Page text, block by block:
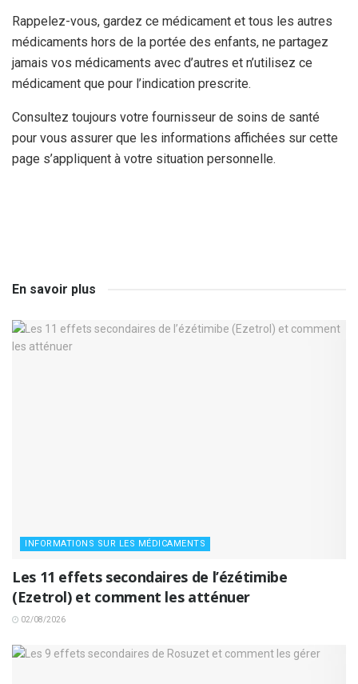
Rappelez-vous, gardez ce médicament et tous les autres
médicaments hors de la portée des enfants, ne partagez
jamais vos médicaments avec d’autres et n’utilisez ce
médicament que pour l’indication prescrite.
Consultez toujours votre fournisseur de soins de santé
pour vous assurer que les informations affichées sur cette
page s’appliquent à votre situation personnelle.
En savoir plus
INFORMATIONS SUR LES MÉDICAMENTS
Les 11 effets secondaires de l’ézétimibe
(Ezetrol) et comment les atténuer
02/08/2026